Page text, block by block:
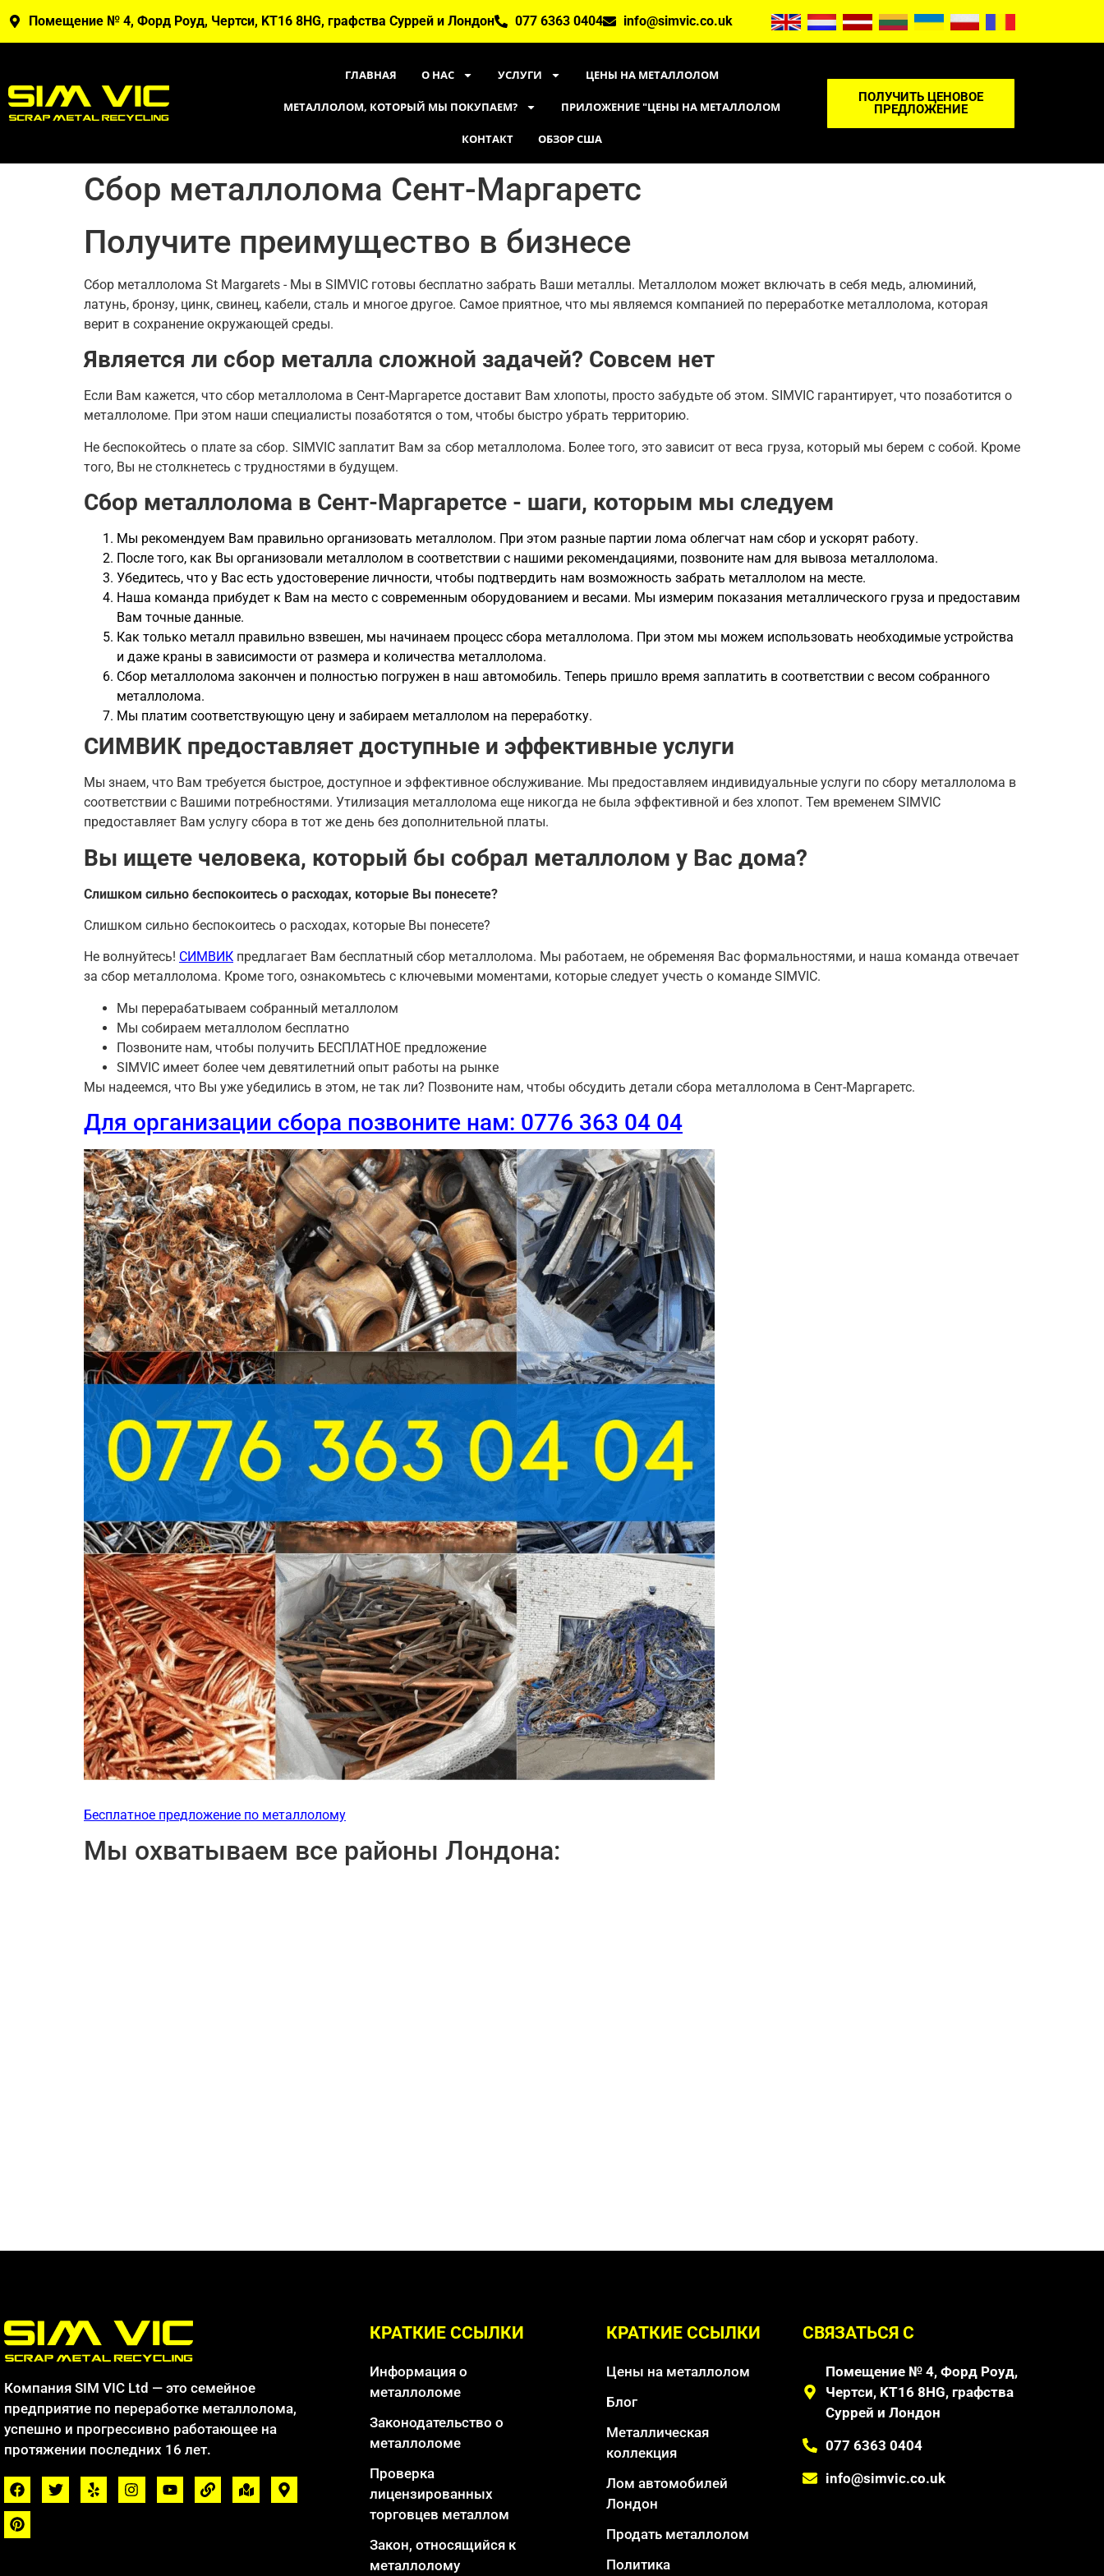
Помещение № 4, Форд Роуд, Чертси, KT16 8HG, графства Суррей и Лондон 077 6363 0404 info@simvic.co.uk
ГЛАВНАЯ О НАС УСЛУГИ ЦЕНЫ НА МЕТАЛЛОЛОМ
МЕТАЛЛОЛОМ, КОТОРЫЙ МЫ ПОКУПАЕМ? ПРИЛОЖЕНИЕ "ЦЕНЫ НА МЕТАЛЛОЛОМ
КОНТАКТ ОБЗОР США
ПОЛУЧИТЬ ЦЕНОВОЕ
ПРЕДЛОЖЕНИЕ
Сбор металлолома Сент-Маргаретс
Получите преимущество в бизнесе
Сбор металлолома St Margarets - Мы в SIMVIC готовы бесплатно забрать Ваши металлы. Металлолом может включать в себя медь, алюминий,
латунь, бронзу, цинк, свинец, кабели, сталь и многое другое. Самое приятное, что мы являемся компанией по переработке металлолома, которая
верит в сохранение окружающей среды.
Является ли сбор металла сложной задачей? Совсем нет
Если Вам кажется, что сбор металлолома в Сент-Маргаретсе доставит Вам хлопоты, просто забудьте об этом. SIMVIC гарантирует, что позаботится о
металлоломе. При этом наши специалисты позаботятся о том, чтобы быстро убрать территорию.
Не беспокойтесь о плате за сбор. SIMVIC заплатит Вам за сбор металлолома. Более того, это зависит от веса груза, который мы берем с собой. Кроме
того, Вы не столкнетесь с трудностями в будущем.
Сбор металлолома в Сент-Маргаретсе - шаги, которым мы следуем
Мы рекомендуем Вам правильно организовать металлолом. При этом разные партии лома облегчат нам сбор и ускорят работу.
После того, как Вы организовали металлолом в соответствии с нашими рекомендациями, позвоните нам для вывоза металлолома.
Убедитесь, что у Вас есть удостоверение личности, чтобы подтвердить нам возможность забрать металлолом на месте.
Наша команда прибудет к Вам на место с современным оборудованием и весами. Мы измерим показания металлического груза и предоставим
Вам точные данные.
Как только металл правильно взвешен, мы начинаем процесс сбора металлолома. При этом мы можем использовать необходимые устройства
и даже краны в зависимости от размера и количества металлолома.
Сбор металлолома закончен и полностью погружен в наш автомобиль. Теперь пришло время заплатить в соответствии с весом собранного
металлолома.
Мы платим соответствующую цену и забираем металлолом на переработку.
СИМВИК предоставляет доступные и эффективные услуги
Мы знаем, что Вам требуется быстрое, доступное и эффективное обслуживание. Мы предоставляем индивидуальные услуги по сбору металлолома в
соответствии с Вашими потребностями. Утилизация металлолома еще никогда не была эффективной и без хлопот. Тем временем SIMVIC
предоставляет Вам услугу сбора в тот же день без дополнительной платы.
Вы ищете человека, который бы собрал металлолом у Вас дома?
Слишком сильно беспокоитесь о расходах, которые Вы понесете?
Слишком сильно беспокоитесь о расходах, которые Вы понесете?
Не волнуйтесь! СИМВИК предлагает Вам бесплатный сбор металлолома. Мы работаем, не обременяя Вас формальностями, и наша команда отвечает
за сбор металлолома. Кроме того, ознакомьтесь с ключевыми моментами, которые следует учесть о команде SIMVIC.
Мы перерабатываем собранный металлолом
Мы собираем металлолом бесплатно
Позвоните нам, чтобы получить БЕСПЛАТНОЕ предложение
SIMVIC имеет более чем девятилетний опыт работы на рынке
Мы надеемся, что Вы уже убедились в этом, не так ли? Позвоните нам, чтобы обсудить детали сбора металлолома в Сент-Маргаретс.
Для организации сбора позвоните нам: 0776 363 04 04
Бесплатное предложение по металлолому
Мы охватываем все районы Лондона:
Компания SIM VIC Ltd — это семейное
предприятие по переработке металлолома,
успешно и прогрессивно работающее на
протяжении последних 16 лет.
КРАТКИЕ ССЫЛКИ
Информация о
металлоломе
Законодательство о
металлоломе
Проверка
лицензированных
торговцев металлом
Закон, относящийся к
металлолому
КРАТКИЕ ССЫЛКИ
Цены на металлолом
Блог
Металлическая
коллекция
Лом автомобилей
Лондон
Продать металлолом
Политика
СВЯЗАТЬСЯ С
Помещение № 4, Форд Роуд,
Чертси, KT16 8HG, графства
Суррей и Лондон
077 6363 0404
info@simvic.co.uk